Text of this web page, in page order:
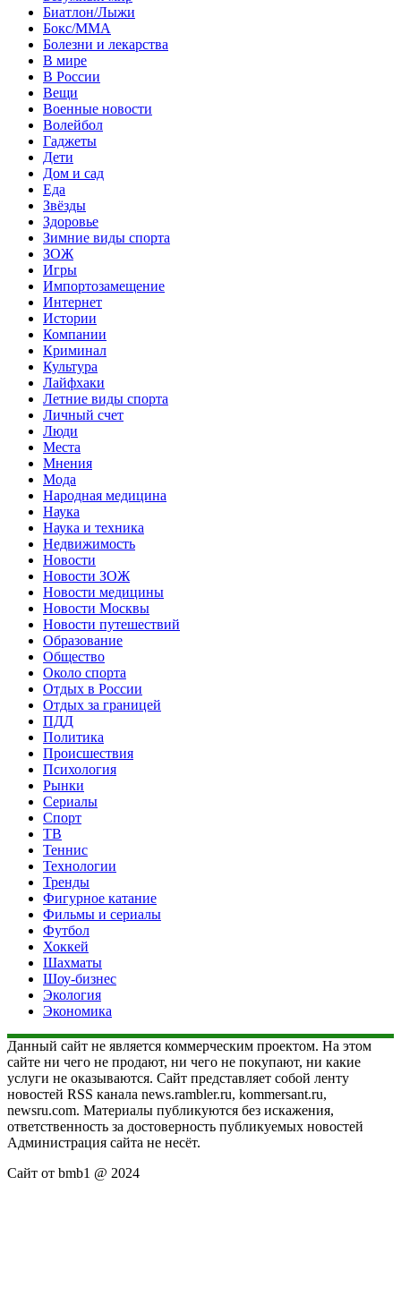
Биатлон/Лыжи
Бокс/MMA
Болезни и лекарства
В мире
В России
Вещи
Военные новости
Волейбол
Гаджеты
Дети
Дом и сад
Еда
Звёзды
Здоровье
Зимние виды спорта
ЗОЖ
Игры
Импортозамещение
Интернет
Истории
Компании
Криминал
Культура
Лайфхаки
Летние виды спорта
Личный счет
Люди
Места
Мнения
Мода
Народная медицина
Наука
Наука и техника
Недвижимость
Новости
Новости ЗОЖ
Новости медицины
Новости Москвы
Новости путешествий
Образование
Общество
Около спорта
Отдых в России
Отдых за границей
ПДД
Политика
Происшествия
Психология
Рынки
Сериалы
Спорт
ТВ
Теннис
Технологии
Тренды
Фигурное катание
Фильмы и сериалы
Футбол
Хоккей
Шахматы
Шоу-бизнес
Экология
Экономика
Данный сайт не является коммерческим проектом. На этом
сайте ни чего не продают, ни чего не покупают, ни какие
услуги не оказываются. Сайт представляет собой ленту
новостей RSS канала news.rambler.ru, kommersant.ru,
newsru.com. Материалы публикуются без искажения,
ответственность за достоверность публикуемых новостей
Администрация сайта не несёт.
Сайт от bmb1 @ 2024